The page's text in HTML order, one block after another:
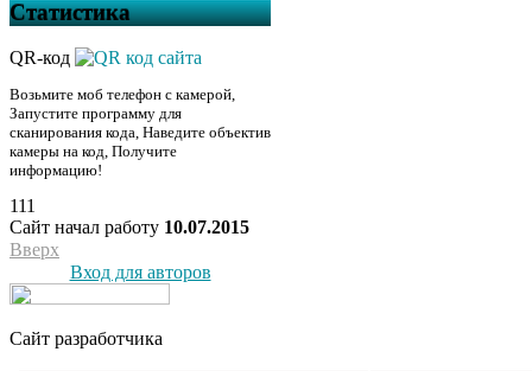
Статистика
QR-код
Возьмите моб телефон с камерой,
Запустите программу для
сканирования кода, Наведите объектив
камеры на код, Получите
информацию!
111
Сайт начал работу 10.07.2015
Вверх
Вход для авторов
Сайт разработчика